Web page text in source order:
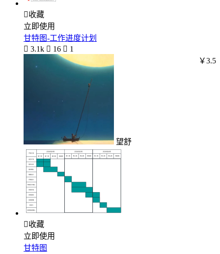
收藏
立即使用
甘特图-工作进度计划
 3.1k  16  1
望舒
￥3.5
收藏
立即使用
甘特图